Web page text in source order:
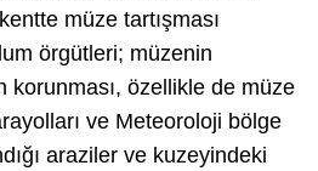
müze tartışması
örgütleri; müzenin
korunması, özellikle de müze
ve Meteoroloji bölge
araziler ve kuzeyindeki